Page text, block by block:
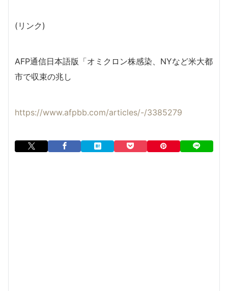
(リンク)
AFP通信日本語版「オミクロン株感染、NYなど米大都
市で収束の兆し
https://www.afpbb.com/articles/-/3385279